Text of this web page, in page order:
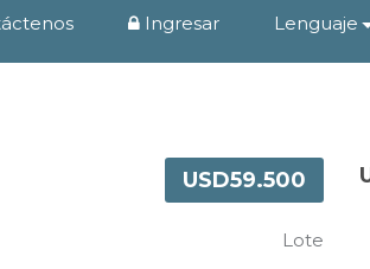
Ingresar Lenguaje
USD59.500
Lote